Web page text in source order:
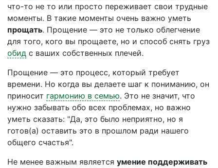
что-то не то или просто переживает свои трудные
моменты. В такие моменты очень важно уметь
прощать. Прощение — это не только облегчение
для того, кого вы прощаете, но и способ снять груз
обид с ваших собственных плечей.
Прощение — это процесс, который требует
времени. Но когда вы делаете шаг к пониманию, он
приносит гармонию в семью. Это не значит, что
нужно забывать обо всех проблемах, но важно
уметь сказать: "Да, это было неприятно, но я
готов(а) оставить это в прошлом ради нашего
общего счастья".
Не менее важным является умение поддерживать